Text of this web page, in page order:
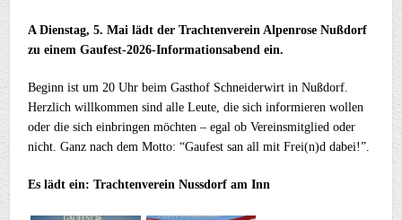
A Dienstag, 5. Mai lädt der Trachtenverein Alpenrose Nußdorf
zu einem Gaufest-2026-Informationsabend ein.
Beginn ist um 20 Uhr beim Gasthof Schneiderwirt in Nußdorf.
Herzlich willkommen sind alle Leute, die sich informieren wollen
oder die sich einbringen möchten – egal ob Vereinsmitglied oder
nicht. Ganz nach dem Motto: “Gaufest san all mit Frei(n)d dabei!”.
Es lädt ein: Trachtenverein Nussdorf am Inn